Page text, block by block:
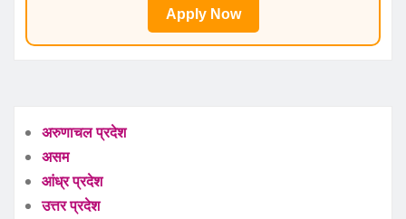
Apply Now
अरुणाचल प्रदेश
असम
आंध्र प्रदेश
उत्तर प्रदेश